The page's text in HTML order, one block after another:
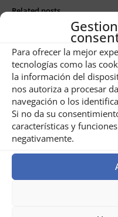
Para ofrecer la mejor
tecnologías como las
la información del
nos autoriza a procesar
navegación o los
Si no da su
características y
negativamente.
Related posts